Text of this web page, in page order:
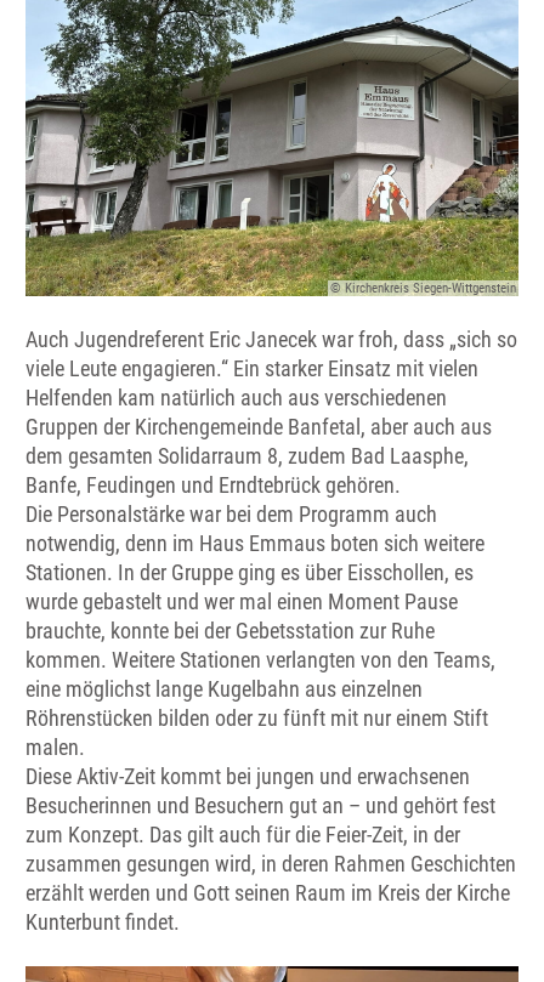
© Kirchenkreis Siegen-Wittgenstein
Auch Jugendreferent Eric Janecek war froh, dass „sich so
viele Leute engagieren.“ Ein starker Einsatz mit vielen
Helfenden kam natürlich auch aus verschiedenen
Gruppen der Kirchengemeinde Banfetal, aber auch aus
dem gesamten Solidarraum 8, zudem Bad Laasphe,
Banfe, Feudingen und Erndtebrück gehören.
Die Personalstärke war bei dem Programm auch
notwendig, denn im Haus Emmaus boten sich weitere
Stationen. In der Gruppe ging es über Eisschollen, es
wurde gebastelt und wer mal einen Moment Pause
brauchte, konnte bei der Gebetsstation zur Ruhe
kommen. Weitere Stationen verlangten von den Teams,
eine möglichst lange Kugelbahn aus einzelnen
Röhrenstücken bilden oder zu fünft mit nur einem Stift
malen.
Diese Aktiv-Zeit kommt bei jungen und erwachsenen
Besucherinnen und Besuchern gut an – und gehört fest
zum Konzept. Das gilt auch für die Feier-Zeit, in der
zusammen gesungen wird, in deren Rahmen Geschichten
erzählt werden und Gott seinen Raum im Kreis der Kirche
Kunterbunt findet.